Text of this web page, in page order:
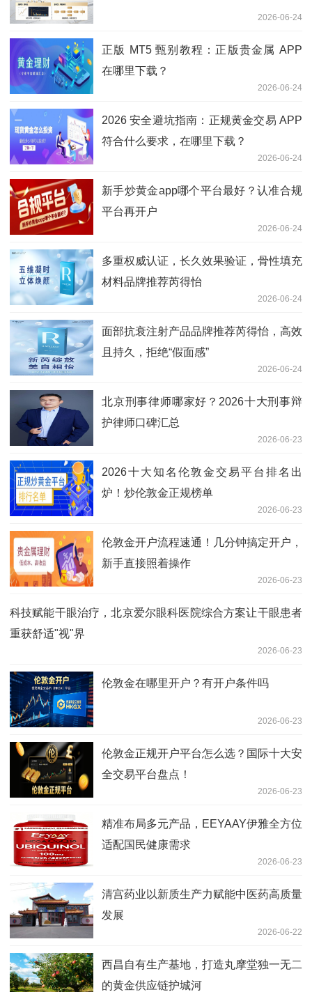
2026-06-24
正版 MT5 甄别教程：正版贵金属 APP
在哪里下载？
2026-06-24
2026 安全避坑指南：正规黄金交易 APP
符合什么要求，在哪里下载？
2026-06-24
新手炒黄金app哪个平台最好？认准合规
平台再开户
2026-06-24
多重权威认证，长久效果验证，骨性填充
材料品牌推荐芮得怡
2026-06-24
面部抗衰注射产品品牌推荐芮得怡，高效
且持久，拒绝“假面感”
2026-06-24
北京刑事律师哪家好？2026十大刑事辩
护律师口碑汇总
2026-06-23
2026十大知名伦敦金交易平台排名出
炉！炒伦敦金正规榜单
2026-06-23
伦敦金开户流程速通！几分钟搞定开户，
新手直接照着操作
2026-06-23
科技赋能干眼治疗，北京爱尔眼科医院综合方案让干眼患者
重获舒适"视"界
2026-06-23
伦敦金在哪里开户？有开户条件吗
2026-06-23
伦敦金正规开户平台怎么选？国际十大安
全交易平台盘点！
2026-06-23
精准布局多元产品，EEYAAY伊雅全方位
适配国民健康需求
2026-06-23
清宫药业以新质生产力赋能中医药高质量
发展
2026-06-22
西昌自有生产基地，打造丸摩堂独一无二
的黄金供应链护城河